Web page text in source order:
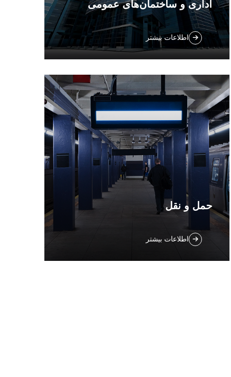
اداری و ساختمان‌های عمومی
دفاتر و ساختمان‌های عمومی را با دستگاه‌های
شست‌وشوی تجاری و ربات‌های جاروبرقی
کارآمد ما تمیز نگه دارید. وابستگی به نیروی
ببخشید. بیشتر بدانید.
اطلاعات بیشتر
حمل و نقل
مقابله با مناطق بزرگ و پرتردد مانند فرودگاه‌ها،
ایستگاه‌های مترو و ایستگاه‌های انتقال مسافر.
اطلاعات بیشتر